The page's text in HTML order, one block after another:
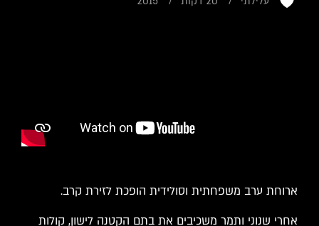
ארוחת ערב משפחתית וסולידית הופכת לזירת קרב.
אחרי שנוני ותמר משכיבים את בתם הקטנה לישון, קולות